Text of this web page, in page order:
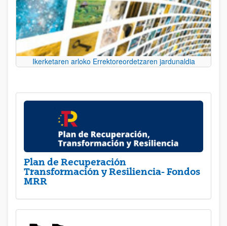
Ikerketaren arloko Errektoreordetzaren jardunaldia
Plan de Recuperación
Transformación y Resiliencia- Fondos
MRR